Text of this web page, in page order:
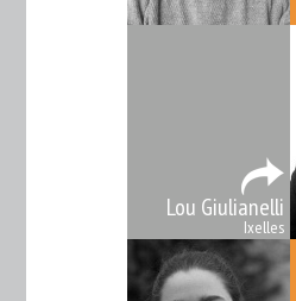
Lou Giulianelli
Ixelles